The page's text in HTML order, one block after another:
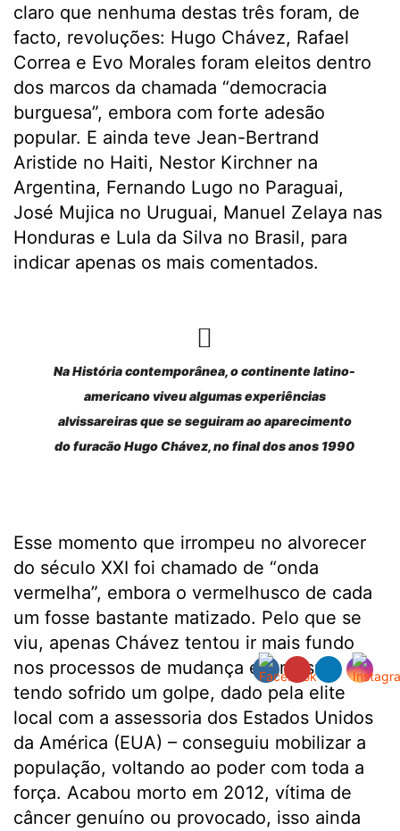
claro que nenhuma destas três foram, de
facto, revoluções: Hugo Chávez, Rafael
Correa e Evo Morales foram eleitos dentro
dos marcos da chamada “democracia
burguesa”, embora com forte adesão
popular. E ainda teve Jean-Bertrand
Aristide no Haiti, Nestor Kirchner na
Argentina, Fernando Lugo no Paraguai,
José Mujica no Uruguai, Manuel Zelaya nas
Honduras e Lula da Silva no Brasil, para
indicar apenas os mais comentados.
Na História contemporânea, o continente latino-
americano viveu algumas experiências
alvissareiras que se seguiram ao aparecimento
do furacão Hugo Chávez, no final dos anos 1990
Esse momento que irrompeu no alvorecer
do século XXI foi chamado de “onda
vermelha”, embora o vermelhusco de cada
um fosse bastante matizado. Pelo que se
viu, apenas Chávez tentou ir mais fundo
nos processos de mudança e – mesmo
tendo sofrido um golpe, dado pela elite
local com a assessoria dos Estados Unidos
da América (EUA) – conseguiu mobilizar a
população, voltando ao poder com toda a
força. Acabou morto em 2012, vítima de
câncer genuíno ou provocado, isso ainda